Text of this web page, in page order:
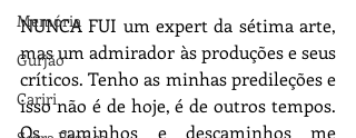
Memória
Gurjão
Cariri
NUNCA FUI um expert da sétima arte,
mas um admirador às produções e seus
críticos. Tenho as minhas predileções e
isso não é de hoje, é de outros tempos.
Os caminhos e descaminhos me